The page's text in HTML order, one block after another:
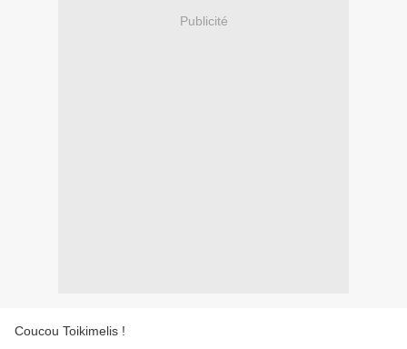
Publicité
Coucou Toikimelis !